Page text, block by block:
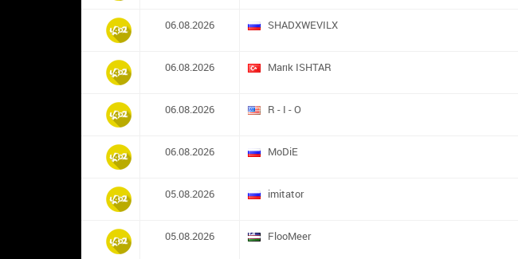
06.08.2026 SHADXWEVILX
06.08.2026 Marık ISHTAR
06.08.2026 R - I - O
06.08.2026 MoDiE
05.08.2026 imitator
05.08.2026 FlooMeer